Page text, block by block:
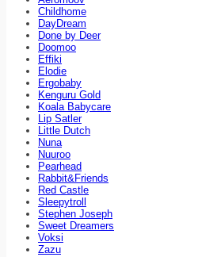
Childhome
DayDream
Done by Deer
Doomoo
Effiki
Elodie
Ergobaby
Kenguru Gold
Koala Babycare
Lip Satler
Little Dutch
Nuna
Nuuroo
Pearhead
Rabbit&Friends
Red Castle
Sleepytroll
Stephen Joseph
Sweet Dreamers
Voksi
Zazu